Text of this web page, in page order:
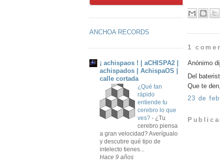
ANCHOA RECORDS
¡ achispaos ! | aCHISPA2 |
achispados | AchispaOS |
calle cortada
¿Qué tan
rápido
entiende tu
cerebro lo que
ves? - ¿Tu
cerebro piensa
a gran velocidad? Averígualo
y descubre qué tipo de
intelecto tienes...
Hace 9 años
1
Anónimo
Del
Que te
23 de